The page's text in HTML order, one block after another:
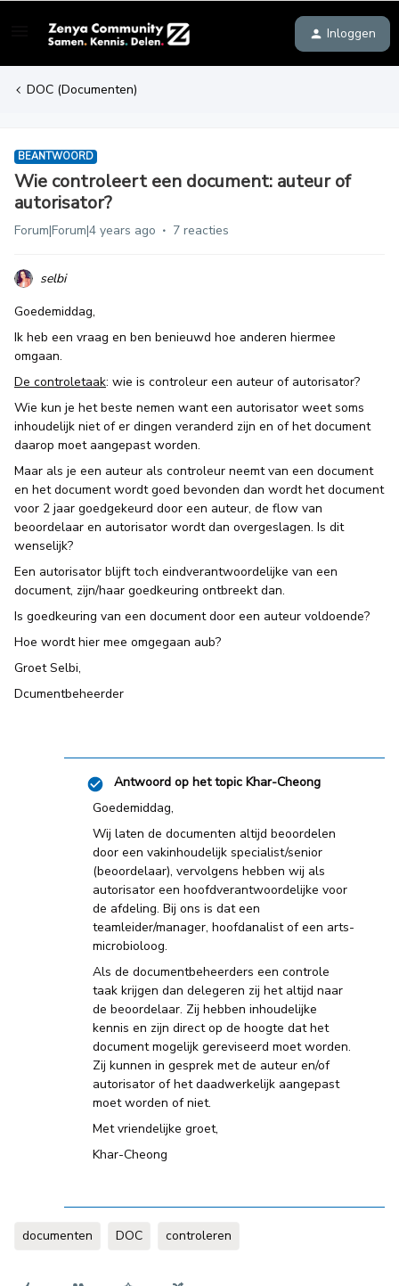
Inloggen
DOC (Documenten)
BEANTWOORD
Wie controleert een document: auteur of
autorisator?
Forum|Forum|4 years ago 7 reacties
selbi
Goedemiddag,
Ik heb een vraag en ben benieuwd hoe anderen hiermee
omgaan.
De controletaak: wie is controleur een auteur of autorisator?
Wie kun je het beste nemen want een autorisator weet soms
inhoudelijk niet of er dingen veranderd zijn en of het document
daarop moet aangepast worden.
Maar als je een auteur als controleur neemt van een document
en het document wordt goed bevonden dan wordt het document
voor 2 jaar goedgekeurd door een auteur, de flow van
beoordelaar en autorisator wordt dan overgeslagen. Is dit
wenselijk?
Een autorisator blijft toch eindverantwoordelijke van een
document, zijn/haar goedkeuring ontbreekt dan.
Is goedkeuring van een document door een auteur voldoende?
Hoe wordt hier mee omgegaan aub?
Groet Selbi,
Dcumentbeheerder
Antwoord op het topic Khar-Cheong
Goedemiddag,
Wij laten de documenten altijd beoordelen
door een vakinhoudelijk specialist/senior
(beoordelaar), vervolgens hebben wij als
autorisator een hoofdverantwoordelijke voor
de afdeling. Bij ons is dat een
teamleider/manager, hoofdanalist of een arts-
microbioloog.
Als de documentbeheerders een controle
taak krijgen dan delegeren zij het altijd naar
de beoordelaar. Zij hebben inhoudelijke
kennis en zijn direct op de hoogte dat het
document mogelijk gereviseerd moet worden.
Zij kunnen in gesprek met de auteur en/of
autorisator of het daadwerkelijk aangepast
moet worden of niet.
Met vriendelijke groet,
Khar-Cheong
documenten DOC controleren